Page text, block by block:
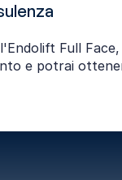
Full
e potrai